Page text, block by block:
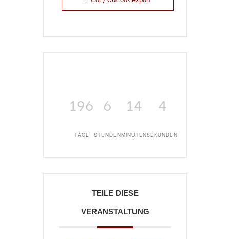
196
TAGE
6
STUNDEN
14
MINUTEN
4
SEKUNDEN
TEILE DIESE
VERANSTALTUNG